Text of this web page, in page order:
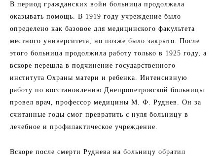
В период гражданских войн больница продолжала
оказывать помощь. В 1919 году учреждение было
определено как базовое для медицинского факультета
местного университета, но позже было закрыто. После
этого больница продолжила работу только в 1925 году, а
вскоре перешла в подчинение государственного
института Охраны матери и ребенка. Интенсивную
работу по восстановлению Днепропетровской больницы
провел врач, профессор медицины М. Ф. Руднев. Он за
считанные годы смог превратить с нуля больницу в
лечебное и профилактическое учреждение.
Вскоре после смерти Руднева на больницу обратил